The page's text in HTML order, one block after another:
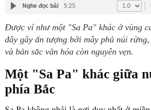
Nghe đọc bài 5:25
Được ví như một "Sa Pa" khác ở vùng
đây gây ấn tượng bởi mây phủ núi
và bản sắc văn hóa còn nguyên vẹn.
Một "Sa Pa" khác giữa
phía Bắc